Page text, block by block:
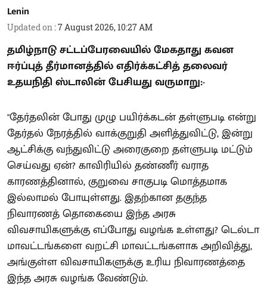
Lenin
Updated on :7 August 2026, 10:27 AM
தமிழ்நாடு சட்டப்பேரவையில் மேகதாது கவன
ஈர்ப்புத் தீர்மானத்தில் எதிர்க்கட்சித் தலைவர்
உதயநிதி ஸ்டாலின் பேசியது வருமாறு:-
"தேர்தலின் போது முழு பயிர்க்கடன் தள்ளுபடி என்று
தேர்தல் நேரத்தில் வாக்குறுதி அளித்துவிட்டு, இன்று
ஆட்சிக்கு வந்துவிட்டு அரைகுறை தள்ளுபடி மட்டும்
செய்வது ஏன்? காவிரியில் தண்ணீர் வராத
காரணத்தினால், குறுவை சாகுபடி மொத்தமாக
இல்லாமல் போயுள்ளது. இதற்கான தகுந்த
நிவாரணத் தொகையை இந்த அரசு
விவசாயிகளுக்கு எப்போது வழங்க உள்ளது? டெல்டா
மாவட்டங்களை வறட்சி மாவட்டங்களாக அறிவித்து,
அங்குள்ள விவசாயிகளுக்கு உரிய நிவாரணத்தை
இந்த அரசு வழங்க வேண்டும்.